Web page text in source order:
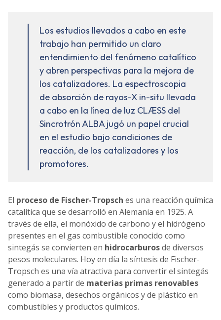
Los estudios llevados a cabo en este
trabajo han permitido un claro
entendimiento del fenómeno catalítico
y abren perspectivas para la mejora de
los catalizadores. La espectroscopia
de absorción de rayos-X in-situ llevada
a cabo en la línea de luz CLÆSS del
Sincrotrón ALBA jugó un papel crucial
en el estudio bajo condiciones de
reacción, de los catalizadores y los
promotores.
El proceso de Fischer-Tropsch es una reacción química
catalítica que se desarrolló en Alemania en 1925. A
través de ella, el monóxido de carbono y el hidrógeno
presentes en el gas combustible conocido como
sintegás se convierten en hidrocarburosde diversos
pesos moleculares. Hoy en día la síntesis de Fischer-
Tropsch es una vía atractiva para convertir el sintegás
generado a partir de materias primas renovables
como biomasa, desechos orgánicos y de plástico en
combustibles y productos químicos.